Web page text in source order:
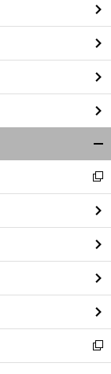
閉
る
新
し
い
ウ
ィ
ン
ド
ウ
で
開
く
新
し